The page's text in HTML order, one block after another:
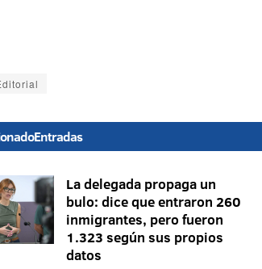
Entradas
La delegada propaga un
bulo: dice que entraron 260
inmigrantes, pero fueron
1.323 según sus propios
datos